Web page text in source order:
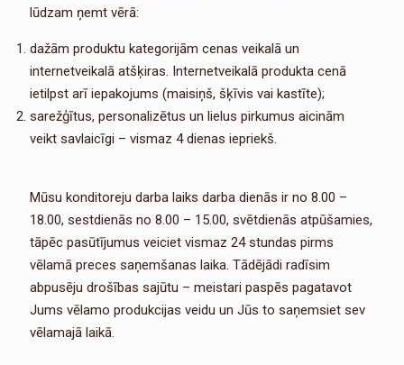
lūdzam ņemt vērā:
dažām produktu kategorijām cenas veikalā un
internetveikalā atšķiras. Internetveikalā produkta cenā
ietilpst arī iepakojums (maisiņš, šķīvis vai kastīte);
sarežģītus, personalizētus un lielus pirkumus aicinām
veikt savlaicīgi – vismaz 4 dienas iepriekš.
Mūsu konditoreju darba laiks darba dienās ir no 8.00 –
18.00, sestdienās no 8.00 – 15.00, svētdienās atpūšamies,
tāpēc pasūtījumus veiciet vismaz 24 stundas pirms
vēlamā preces saņemšanas laika. Tādējādi radīsim
abpusēju drošības sajūtu – meistari paspēs pagatavot
Jums vēlamo produkcijas veidu un Jūs to saņemsiet sev
vēlamajā laikā.